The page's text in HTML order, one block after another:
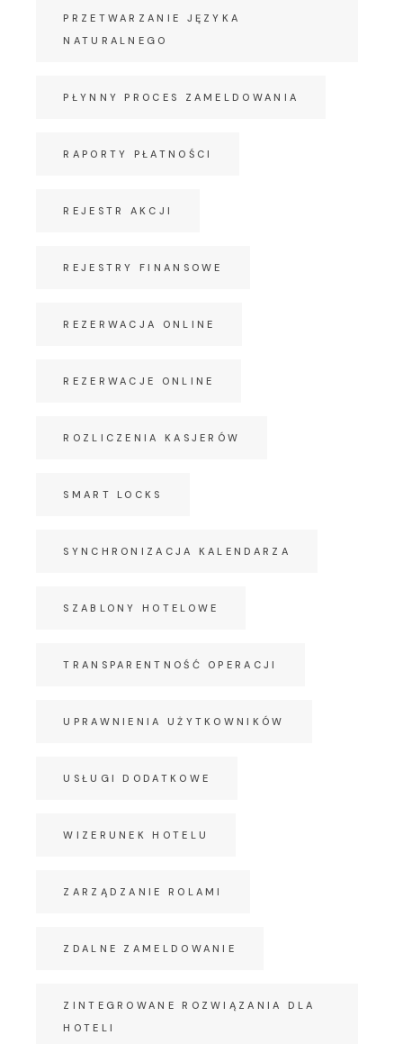
PRZETWARZANIE JĘZYKA
NATURALNEGO
PŁYNNY PROCES ZAMELDOWANIA
RAPORTY PŁATNOŚCI
REJESTR AKCJI
REJESTRY FINANSOWE
REZERWACJA ONLINE
REZERWACJE ONLINE
ROZLICZENIA KASJERÓW
SMART LOCKS
SYNCHRONIZACJA KALENDARZA
SZABLONY HOTELOWE
TRANSPARENTNOŚĆ OPERACJI
UPRAWNIENIA UŻYTKOWNIKÓW
USŁUGI DODATKOWE
WIZERUNEK HOTELU
ZARZĄDZANIE ROLAMI
ZDALNE ZAMELDOWANIE
ZINTEGROWANE ROZWIĄZANIA DLA
HOTELI